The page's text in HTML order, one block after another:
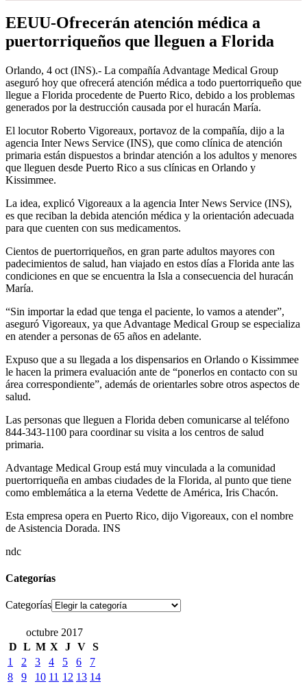
EEUU-Ofrecerán atención médica a
puertorriqueños que lleguen a Florida
Orlando, 4 oct (INS).- La compañía Advantage Medical Group
aseguró hoy que ofrecerá atención médica a todo puertorriqueño que
llegue a Florida procedente de Puerto Rico, debido a los problemas
generados por la destrucción causada por el huracán María.
El locutor Roberto Vigoreaux, portavoz de la compañía, dijo a la
agencia Inter News Service (INS), que como clínica de atención
primaria están dispuestos a brindar atención a los adultos y menores
que lleguen desde Puerto Rico a sus clínicas en Orlando y
Kissimmee.
La idea, explicó Vigoreaux a la agencia Inter News Service (INS),
es que reciban la debida atención médica y la orientación adecuada
para que cuenten con sus medicamentos.
Cientos de puertorriqueños, en gran parte adultos mayores con
padecimientos de salud, han viajado en estos días a Florida ante las
condiciones en que se encuentra la Isla a consecuencia del huracán
María.
“Sin importar la edad que tenga el paciente, lo vamos a atender”,
aseguró Vigoreaux, ya que Advantage Medical Group se especializa
en atender a personas de 65 años en adelante.
Expuso que a su llegada a los dispensarios en Orlando o Kissimmee
le hacen la primera evaluación ante de “ponerlos en contacto con su
área correspondiente”, además de orientarles sobre otros aspectos de
salud.
Las personas que lleguen a Florida deben comunicarse al teléfono
844-343-1100 para coordinar su visita a los centros de salud
primaria.
Advantage Medical Group está muy vinculada a la comunidad
puertorriqueña en ambas ciudades de la Florida, al punto que tiene
como emblemática a la eterna Vedette de América, Iris Chacón.
Esta empresa opera en Puerto Rico, dijo Vigoreaux, con el nombre
de Asistencia Dorada. INS
ndc
Categorías
Categorías
octubre 2017
D L M X J V S
1
2 3 4 5 6
7
8
9 10 11 12 13 14